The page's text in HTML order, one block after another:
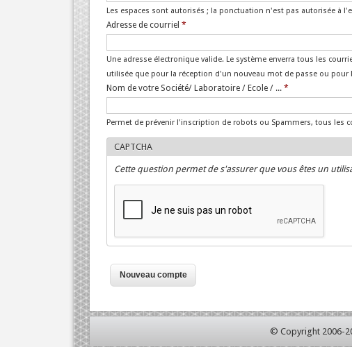
Les espaces sont autorisés ; la ponctuation n'est pas autorisée
Adresse de courriel*
Une adresse électronique valide. Le système enverra tous les
utilisée que pour la réception d'un nouveau mot de passe ou pour
Nom de votre Société/ Laboratoire / Ecole / ...*
Permet de prévenir l'inscription de robots ou Spammers, tous les
CAPTCHA
Cette question permet de s'assurer que vous êtes un
© Copyright 2006-